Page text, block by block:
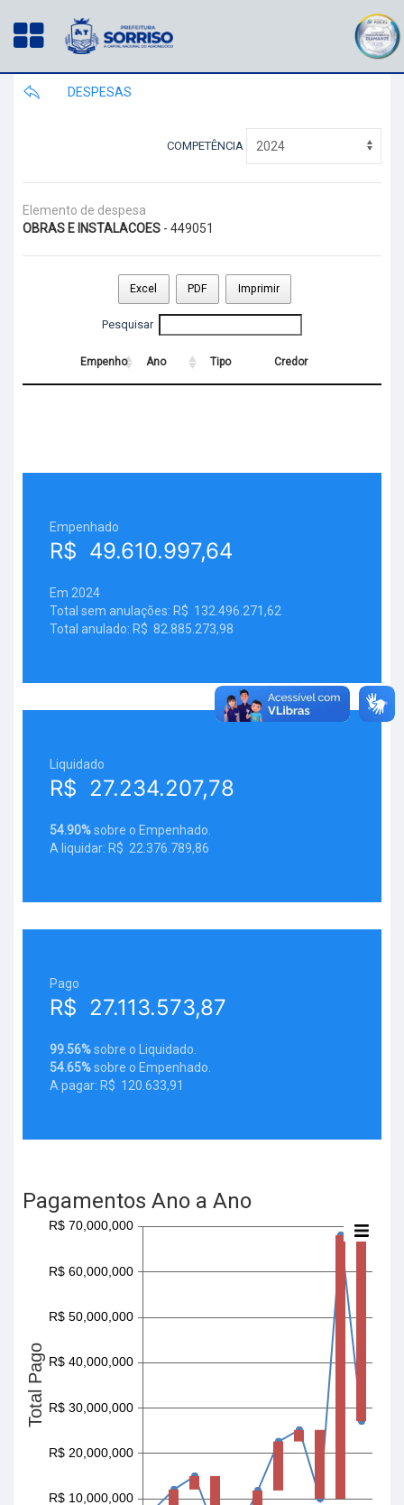
DESPESAS
COMPETÊNCIA
Elemento de despesa
OBRAS E INSTALACOES - 449051
Excel PDF Imprimir
Pesquisar
Empenho Ano Tipo Credor
Empenhado
R$ 49.610.997,64
Em 2024
Total sem anulações: R$ 132.496.271,62
Total anulado: R$ 82.885.273,98
Liquidado
R$ 27.234.207,78
54.90%sobre o Empenhado.
A liquidar: R$ 22.376.789,86
Pago
R$ 27.113.573,87
99.56%sobre o Liquidado.
54.65%sobre o Empenhado.
A pagar: R$ 120.633,91
Pagamentos Ano a Ano